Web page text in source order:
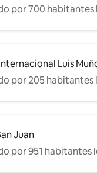
por 700 habitantes
Luis
por 205 habitantes
Juan
por 951 habitantes